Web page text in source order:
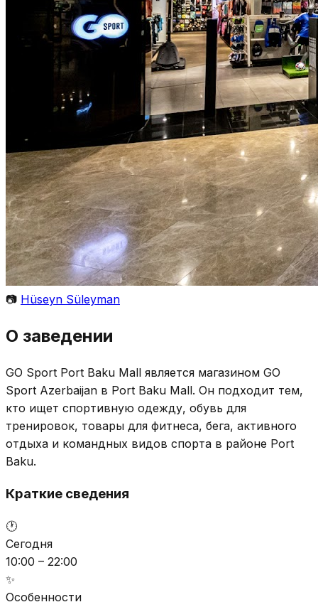
📷 Hüseyn Süleyman
О заведении
GO Sport Port Baku Mall является магазином GO
Sport Azerbaijan в Port Baku Mall. Он подходит тем,
кто ищет спортивную одежду, обувь для
тренировок, товары для фитнеса, бега, активного
отдыха и командных видов спорта в районе Port
Baku.
Краткие сведения
🕐
Сегодня
10:00 – 22:00
✨
Особенности